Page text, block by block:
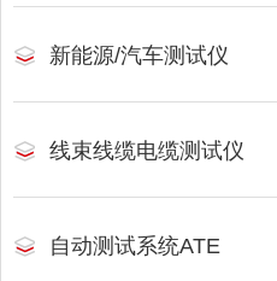
新能源/汽车测试仪
线束线缆电缆测试仪
自动测试系统ATE